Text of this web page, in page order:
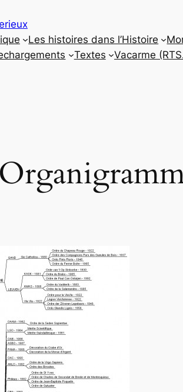
Les histoires dans l’Histoire
Textes Vacarme